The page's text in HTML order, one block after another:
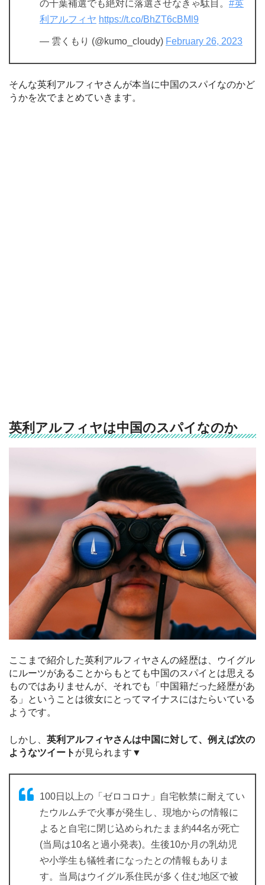
の千葉補選でも絶対に落選させなきゃ駄目。 #英
利アルフィヤ https://t.co/BhZT6cBMl9
— 雲くもり (@kumo_cloudy) February 26, 2023
そんな英利アルフィヤさんが本当に中国のスパイなのかど
うかを次でまとめていきます。
英利アルフィヤは中国のスパイなのか
ここまで紹介した英利アルフィヤさんの経歴は、ウイグル
にルーツがあることからもとても中国のスパイとは思える
ものではありませんが、それでも「中国籍だった経歴があ
る」ということは彼女にとってマイナスにはたらいている
ようです。
しかし、 英利アルフィヤさんは中国に対して、例えば次の
ようなツイート が見られます▼
100日以上の「ゼロコロナ」自宅軟禁に耐えてい
たウルムチで火事が発生し、現地からの情報に
よると自宅に閉じ込められたまま約44名が死亡
(当局は10名と過小発表)。生後10か月の乳幼児
や小学生も犠牲者になったとの情報もありま
す。当局はウイグル系住民が多く住む地区で被